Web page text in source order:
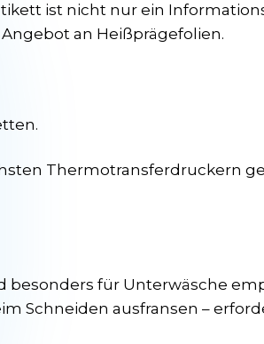
ist nicht nur ein
an Heißprägefolien.
Thermotransferdruckern
besonders für Unterwäsche
Schneiden ausfransen –